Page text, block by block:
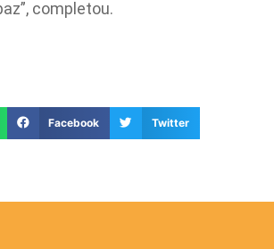
completou.
Facebook Twitter